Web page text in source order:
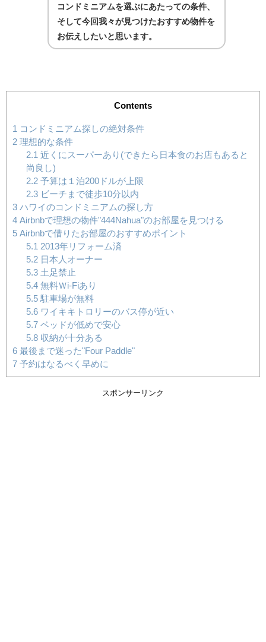
コンドミニアムを選ぶにあたっての条件、
そして今回我々が見つけたおすすめ物件を
お伝えしたいと思います。
Contents
1
コンドミニアム探しの絶対条件
2 理想的な条件
2.1 近くにスーパーあり(できたら日本食のお店もあると
尚良し)
2.2予算は１泊200ドルが上限
2.3ビーチまで徒歩10分以内
3 ハワイのコンドミニアムの探し方
4 Airbnbで理想の物件"444Nahua"のお部屋を見つける
5 Airbnbで借りたお部屋のおすすめポイント
5.1 2013年リフォーム済
5.2日本人オーナー
5.3土足禁止
5.4無料Ｗi-Fiあり
5.5駐車場が無料
5.6ワイキキトロリーのバス停が近い
5.7ベッドが低めで安心
5.8収納が十分ある
6 最後まで迷った"Four Paddle"
7 予約はなるべく早めに
スポンサーリンク